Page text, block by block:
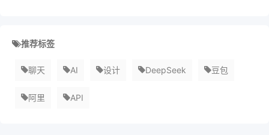
推荐标签
聊天 AI 设计 DeepSeek 豆包
阿里 API